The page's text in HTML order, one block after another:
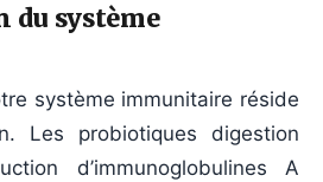
du système
système immunitaire réside
Les probiotiques digestion
d’immunoglobulines A